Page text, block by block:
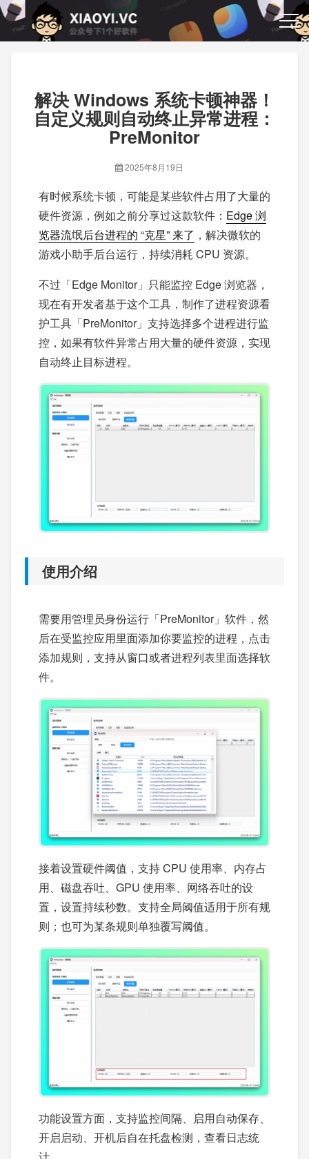
解决 Windows 系统卡顿神器！
自定义规则自动终止异常进程：
PreMonitor
2025年8月19日
有时候系统卡顿，可能是某些软件占用了大量的
硬件资源，例如之前分享过这款软件： Edge 浏
览器流氓后台进程的 “克星” 来了 ，解决微软的
游戏小助手后台运行，持续消耗 CPU 资源。
不过「Edge Monitor」只能监控 Edge 浏览器，
现在有开发者基于这个工具，制作了进程资源看
护工具「PreMonitor」支持选择多个进程进行监
控，如果有软件异常占用大量的硬件资源，实现
自动终止目标进程。
使用介绍
需要用管理员身份运行「PreMonitor」软件，然
后在受监控应用里面添加你要监控的进程，点击
添加规则，支持从窗口或者进程列表里面选择软
件。
接着设置硬件阈值，支持 CPU 使用率、内存占
用、磁盘吞吐、GPU 使用率、网络吞吐的设
置，设置持续秒数。支持全局阈值适用于所有规
则；也可为某条规则单独覆写阈值。
功能设置方面，支持监控间隔、启用自动保存、
开启启动、开机后自在托盘检测，查看日志统